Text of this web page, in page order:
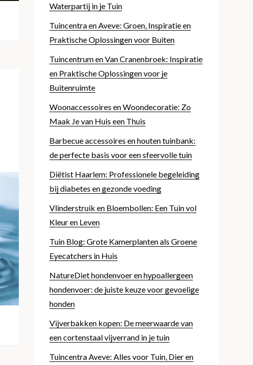
Waterpartij in je Tuin
Tuincentra en Aveve: Groen, Inspiratie en
Praktische Oplossingen voor Buiten
Tuincentrum en Van Cranenbroek: Inspiratie
en Praktische Oplossingen voor je
Buitenruimte
Woonaccessoires en Woondecoratie: Zo
Maak Je van Huis een Thuis
Barbecue accessoires en houten tuinbank:
de perfecte basis voor een sfeervolle tuin
Diëtist Haarlem: Professionele begeleiding
bij diabetes en gezonde voeding
Vlinderstruik en Bloembollen: Een Tuin vol
Kleur en Leven
Tuin Blog: Grote Kamerplanten als Groene
Eyecatchers in Huis
NatureDiet hondenvoer en hypoallergeen
hondenvoer: de juiste keuze voor gevoelige
honden
Vijverbakken kopen: De meerwaarde van
een cortenstaal vijverrand in je tuin
Tuincentra Aveve: Alles voor Tuin, Dier en